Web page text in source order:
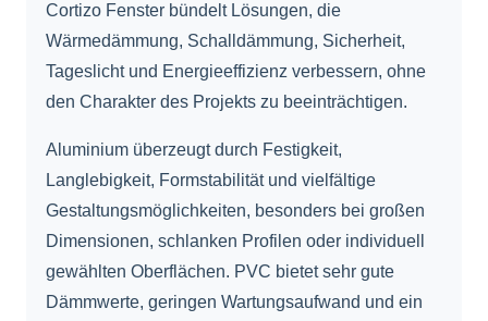
Cortizo Fenster bündelt Lösungen, die
Wärmedämmung, Schalldämmung, Sicherheit,
Tageslicht und Energieeffizienz verbessern, ohne
den Charakter des Projekts zu beeinträchtigen.
Aluminium überzeugt durch Festigkeit,
Langlebigkeit, Formstabilität und vielfältige
Gestaltungsmöglichkeiten, besonders bei großen
Dimensionen, schlanken Profilen oder individuell
gewählten Oberflächen. PVC bietet sehr gute
Dämmwerte, geringen Wartungsaufwand und ein